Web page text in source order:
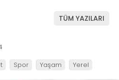
TÜM YAZILARI
Spor Yaşam Yerel